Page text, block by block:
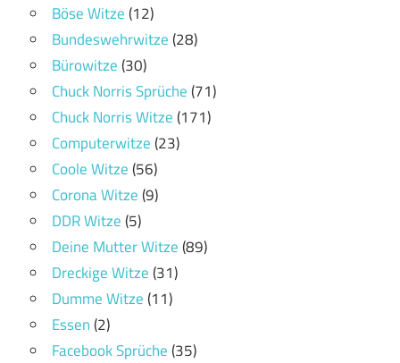
Böse Witze(12)
Bundeswehrwitze(28)
Bürowitze(30)
Chuck Norris Sprüche(71)
Chuck Norris Witze(171)
Computerwitze(23)
Coole Witze(56)
Corona Witze(9)
DDR Witze(5)
Deine Mutter Witze(89)
Dreckige Witze(31)
Dumme Witze(11)
Essen(2)
Facebook Sprüche(35)